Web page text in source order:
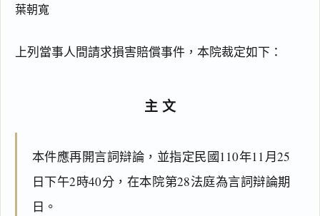
葉朝寬
上列當事人間請求損害賠償事件，本院裁定如下：
主文
本件應再開言詞辯論，並指定民國110年11月25
日下午2時40分，在本院第28法庭為言詞辯論期
日。
閱讀
主